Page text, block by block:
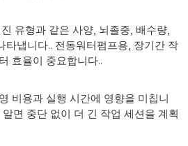
유형과 같은 사양, 뇌졸중, 배수량,
타냅니다.. 전동워터펌프용, 장기간 작
효율이 중요합니다..
비용과 실행 시간에 영향을 미칩니
면 중단 없이 더 긴 작업 세션을 계획